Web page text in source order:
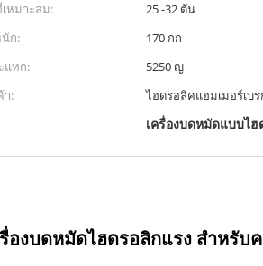
หมาะสม: 25 -32 ตัน
ก:
170 กก
แทก:
5250 ญ
า:
ไฮดรอลิคแฮมเมอร์เบร
เครื่องบดหมัดแบบไ
องบดหมัดไฮดรอลิกแรง สําหรับ